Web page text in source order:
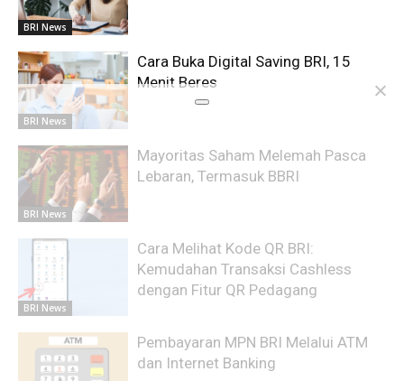
BRI News
BRI News
Cara Buka Digital Saving BRI, 15
Menit Beres
BRI News
Mayoritas Saham Melemah Pasca
Lebaran, Termasuk BBRI
BRI News
Cara Melihat Kode QR BRI:
Kemudahan Transaksi Cashless
dengan Fitur QR Pedagang
Pembayaran MPN BRI Melalui ATM
dan Internet Banking